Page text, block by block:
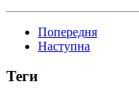
Попередня
Наступна
Теги